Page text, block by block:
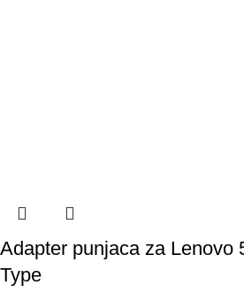
Adapter punjaca za Lenovo
Type